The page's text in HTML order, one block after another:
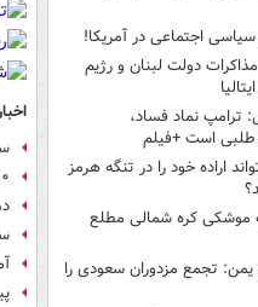
اجتماعی در آمریکا!
دولت لبنان و رژیم
ترامپ نماد فساد،
طلبی است +فیلم
اراده خود را در تنگه هرمز
موشکی کره شمالی مطلع
تجمع مزدوران سعودی را
۱۰ دلیل برای زوال